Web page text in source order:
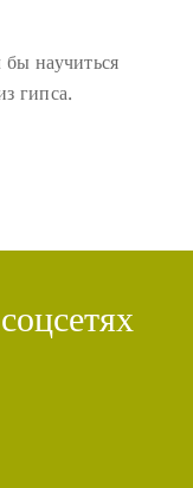
научиться
гипса.